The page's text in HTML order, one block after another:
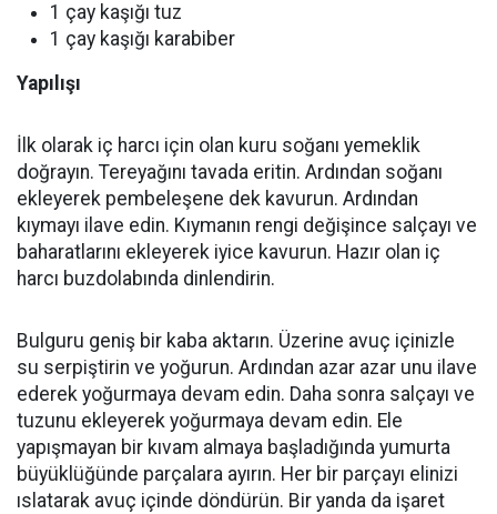
1 çay kaşığı tuz
1 çay kaşığı karabiber
Yapılışı
İlk olarak iç harcı için olan kuru soğanı yemeklik
doğrayın. Tereyağını tavada eritin. Ardından soğanı
ekleyerek pembeleşene dek kavurun. Ardından
kıymayı ilave edin. Kıymanın rengi değişince salçayı ve
baharatlarını ekleyerek iyice kavurun. Hazır olan iç
harcı buzdolabında dinlendirin.
Bulguru geniş bir kaba aktarın. Üzerine avuç içinizle
su serpiştirin ve yoğurun. Ardından azar azar unu ilave
ederek yoğurmaya devam edin. Daha sonra salçayı ve
tuzunu ekleyerek yoğurmaya devam edin. Ele
yapışmayan bir kıvam almaya başladığında yumurta
büyüklüğünde parçalara ayırın. Her bir parçayı elinizi
ıslatarak avuç içinde döndürün. Bir yanda da işaret